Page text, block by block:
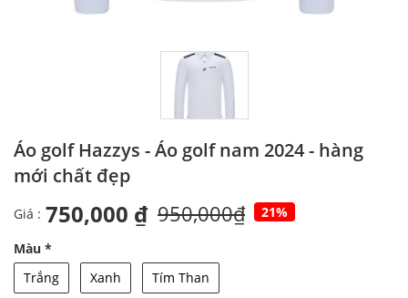
Áo golf Hazzys - Áo golf nam 2024 - hàng
mới chất đẹp
Giá : 750,000 ₫ 950,000₫ 21%
Màu *
Trắng
Xanh Tím Than